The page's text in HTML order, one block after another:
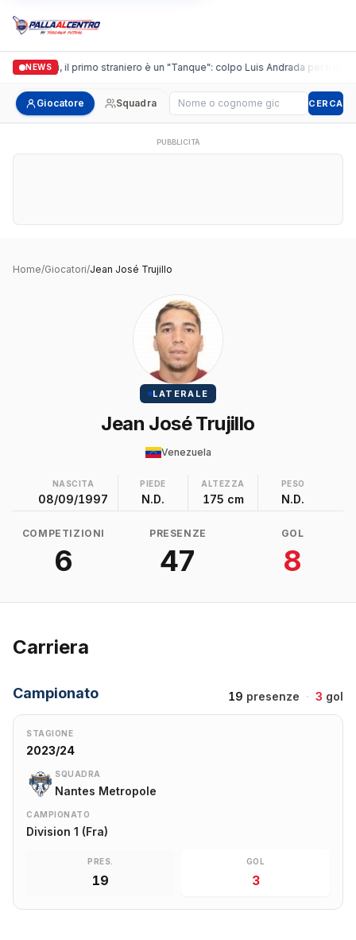
NEWS
Casalguidi, il primo straniero è un "Tanque": colpo Luis Andrada per il
Giocatore Squadra Cerca giocatore CERCA
PUBBLICITÀ
Home/Giocatori/Jean José Trujillo
LATERALE
Jean José Trujillo
Venezuela
NASCITA
08/09/1997
PIEDE
N.D.
ALTEZZA
175 cm
PESO
N.D.
COMPETIZIONI
6
PRESENZE
47
GOL
8
Carriera
Campionato 19 presenze · 3 gol
STAGIONE
2023/24
SQUADRA
Nantes Metropole
CAMPIONATO
Division 1 (Fra)
PRES.
19
GOL
3